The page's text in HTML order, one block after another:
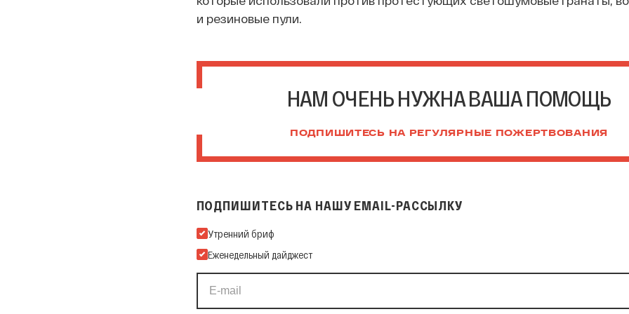
и резиновые пули.
НАМ ОЧЕНЬ НУЖНА ВАША ПОМОЩЬ
ПОДПИШИТЕСЬ НА РЕГУЛЯРНЫЕ ПОЖЕРТВОВАНИЯ
ПОДПИШИТЕСЬ НА НАШУ EMAIL-РАССЫЛКУ
Подпишитесь на нашу Email-рассылку
Утренний бриф
Еженедельный дайджест